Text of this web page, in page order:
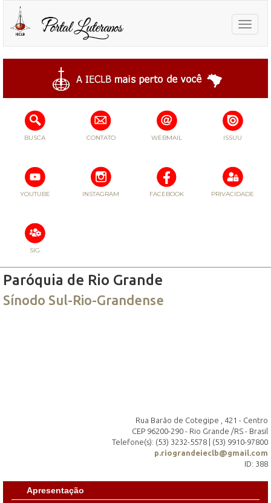
Toggle
BUSCA CONTATO WEBMAIL ISSUU
YOUTUBE INSTAGRAM FACEBOOK PRIVACIDADE
SIG
Paróquia de Rio Grande
Sínodo Sul-Rio-Grandense
Rua Barão de Cotegipe , 421 - Centro
CEP 96200-290 - Rio Grande /RS - Brasil
Telefone(s): (53) 3232-5578 | (53) 9910-97800
p.riograndeieclb@gmail.com
ID: 388
Apresentação